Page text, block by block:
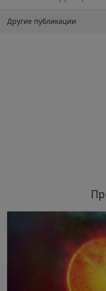
Другие публикации